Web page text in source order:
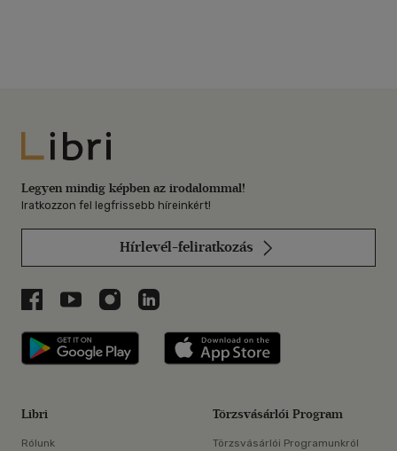
Libri
Legyen mindig képben az irodalommal!
Iratkozzon fel legfrissebb híreinkért!
Hírlevél-feliratkozás
Libri a Facebookon
Libri a Youtube-on
Libri az Instagramon
Libri a LinkedInen
Libri applikáció Szerezd meg: Google
Libri
Rólunk
Törzsvásárlói Program
Törzsvásárlói Programunkról